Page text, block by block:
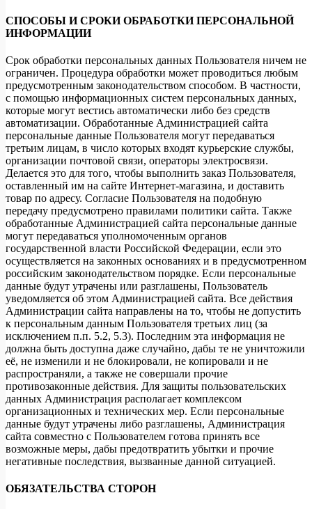
СПОСОБЫ И СРОКИ ОБРАБОТКИ ПЕРСОНАЛЬНОЙ
ИНФОРМАЦИИ
Срок обработки персональных данных Пользователя ничем не
ограничен. Процедура обработки может проводиться любым
предусмотренным законодательством способом. В частности,
с помощью информационных систем персональных данных,
которые могут вестись автоматически либо без средств
автоматизации. Обработанные Администрацией сайта
персональные данные Пользователя могут передаваться
третьим лицам, в число которых входят курьерские службы,
организации почтовой связи, операторы электросвязи.
Делается это для того, чтобы выполнить заказ Пользователя,
оставленный им на сайте Интернет-магазина, и доставить
товар по адресу. Согласие Пользователя на подобную
передачу предусмотрено правилами политики сайта. Также
обработанные Администрацией сайта персональные данные
могут передаваться уполномоченным органов
государственной власти Российской Федерации, если это
осуществляется на законных основаниях и в предусмотренном
российским законодательством порядке. Если персональные
данные будут утрачены или разглашены, Пользователь
уведомляется об этом Администрацией сайта. Все действия
Администрации сайта направлены на то, чтобы не допустить
к персональным данным Пользователя третьих лиц (за
исключением п.п. 5.2, 5.3). Последним эта информация не
должна быть доступна даже случайно, дабы те не уничтожили
её, не изменили и не блокировали, не копировали и не
распространяли, а также не совершали прочие
противозаконные действия. Для защиты пользовательских
данных Администрация располагает комплексом
организационных и технических мер. Если персональные
данные будут утрачены либо разглашены, Администрация
сайта совместно с Пользователем готова принять все
возможные меры, дабы предотвратить убытки и прочие
негативные последствия, вызванные данной ситуацией.
ОБЯЗАТЕЛЬСТВА СТОРОН